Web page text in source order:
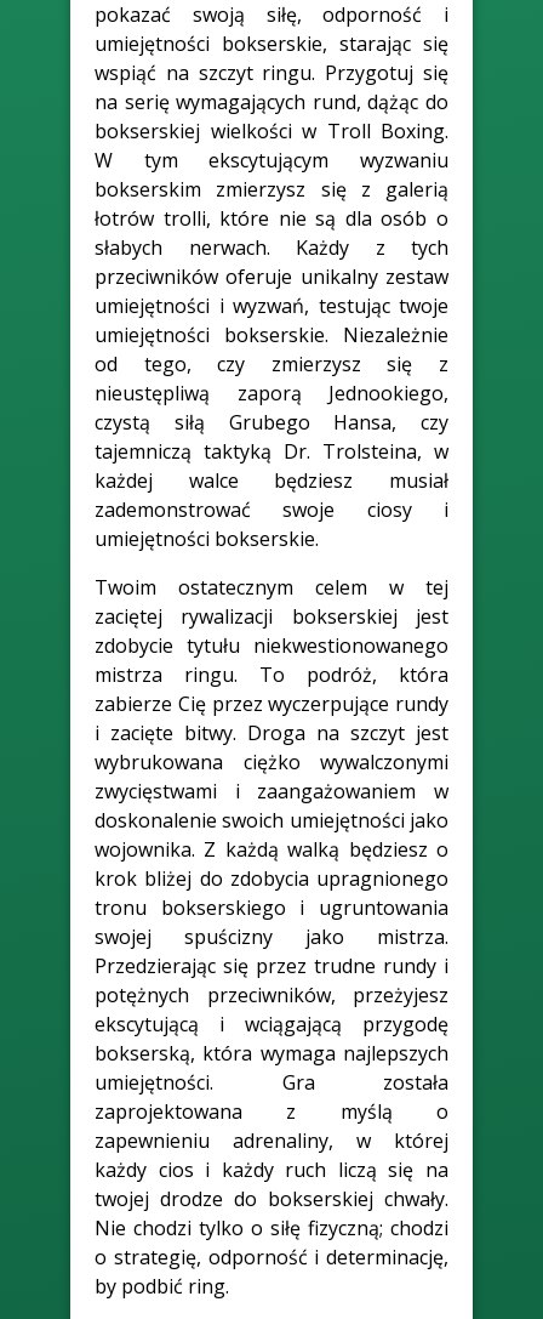
pokazać swoją siłę, odporność i
umiejętności bokserskie, starając się
wspiąć na szczyt ringu. Przygotuj się
na serię wymagających rund, dążąc do
bokserskiej wielkości w Troll Boxing.
W tym ekscytującym wyzwaniu
bokserskim zmierzysz się z galerią
łotrów trolli, które nie są dla osób o
słabych nerwach. Każdy z tych
przeciwników oferuje unikalny zestaw
umiejętności i wyzwań, testując twoje
umiejętności bokserskie. Niezależnie
od tego, czy zmierzysz się z
nieustępliwą zaporą Jednookiego,
czystą siłą Grubego Hansa, czy
tajemniczą taktyką Dr. Trolsteina, w
każdej walce będziesz musiał
zademonstrować swoje ciosy i
umiejętności bokserskie.
Twoim ostatecznym celem w tej
zaciętej rywalizacji bokserskiej jest
zdobycie tytułu niekwestionowanego
mistrza ringu. To podróż, która
zabierze Cię przez wyczerpujące rundy
i zacięte bitwy. Droga na szczyt jest
wybrukowana ciężko wywalczonymi
zwycięstwami i zaangażowaniem w
doskonalenie swoich umiejętności jako
wojownika. Z każdą walką będziesz o
krok bliżej do zdobycia upragnionego
tronu bokserskiego i ugruntowania
swojej spuścizny jako mistrza.
Przedzierając się przez trudne rundy i
potężnych przeciwników, przeżyjesz
ekscytującą i wciągającą przygodę
bokserską, która wymaga najlepszych
umiejętności. Gra została
zaprojektowana z myślą o
zapewnieniu adrenaliny, w której
każdy cios i każdy ruch liczą się na
twojej drodze do bokserskiej chwały.
Nie chodzi tylko o siłę fizyczną; chodzi
o strategię, odporność i determinację,
by podbić ring.